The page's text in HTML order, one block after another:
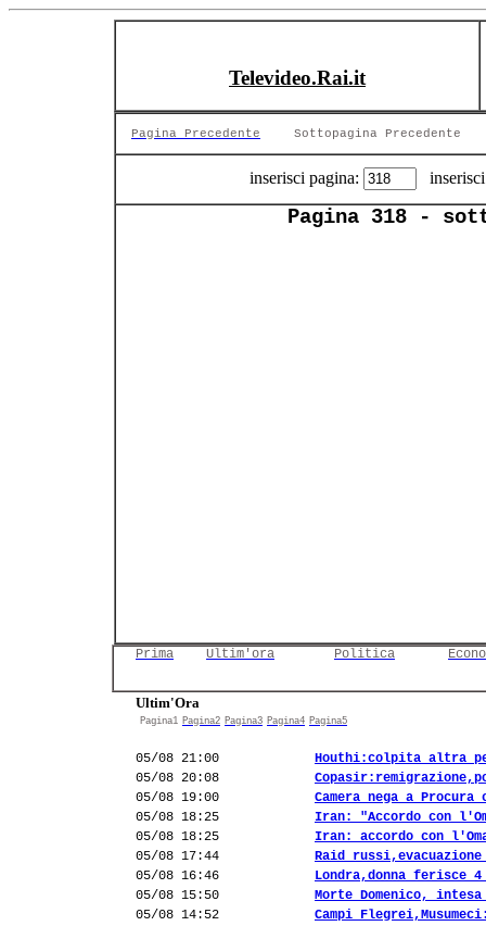
Televideo.Rai.it
Pagina Precedente Sottopagina Precedente
inserisci pagina:
Pagina 318 -
Prima Ultim'ora Politica
Ultim'Ora
Pagina1 Pagina2 Pagina3 Pagina4 Pagina5
05/08 21:00
Houthi:colpita altra
05/08 20:08
05/08 19:00
Camera nega a
05/08 18:25
Iran: "Accordo con
05/08 18:25
Iran: accordo con
05/08 17:44
Raid
05/08 16:46
Londra,donna ferisce
05/08 15:50
Morte Domenico,
05/08 14:52
Campi